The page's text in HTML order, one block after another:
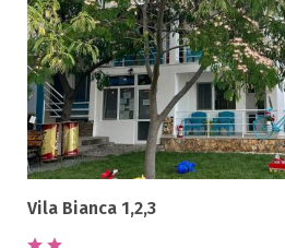
Vila Bianca 1,2,3